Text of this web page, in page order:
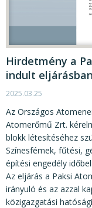
Hirdetmény a
indult
2025.03.25
Az Országos
Atomerőmű Zrt.
blokk létesítéséhez
Színesfémek, fűtési,
építési engedély
Az eljárás a Paksi
irányuló és az azzal
közigazgatási